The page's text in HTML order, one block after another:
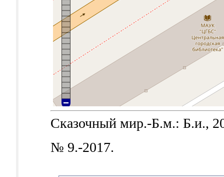
Сказочный мир.-Б.м.: Б.и.,
№ 9.-2017.